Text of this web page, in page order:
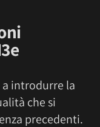
introdurre la
che si
precedenti.